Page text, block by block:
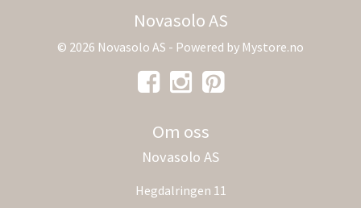
Novasolo AS
© 2026 Novasolo AS - Powered by Mystore.no
Om oss
Novasolo AS
Hegdalringen 11